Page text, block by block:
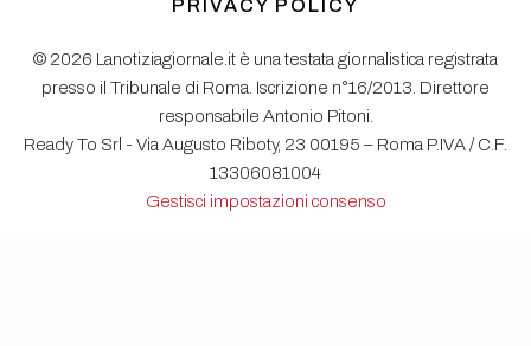
PRIVACY POLICY
© 2026 Lanotiziagiornale.it è una testata giornalistica registrata
presso il Tribunale di Roma. Iscrizione n°16/2013. Direttore
responsabile Antonio Pitoni.
Ready To Srl - Via Augusto Riboty, 23 00195 – Roma P.IVA / C.F.
13306081004
Gestisci impostazioni consenso